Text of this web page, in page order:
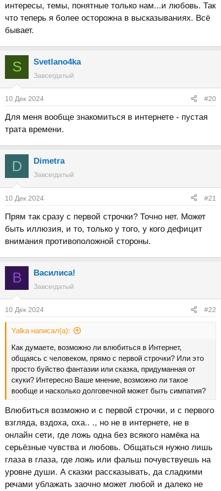
интересы, темы, понятные только нам...и любовь. Так
что теперь я более осторожна в высказываниях. Всё
бывает.
S Svetlano4ka
Завсегдатый
10 Дек 2024 #20
Для меня вообще знакомиться в интернете - пустая
трата времени.
D Dimetra
Завсегдатый
10 Дек 2024 #21
Прям так сразу с первой строчки? Точно нет. Может
быть иллюзия, и то, только у того, у кого дефицит
внимания противоположной стороны.
В Василиса!
Завсегдатый
10 Дек 2024 #22
Yalka написал(а):
Как думаете, возможно ли влюбиться в Интернет,
общаясь с человеком, прямо с первой строчки? Или это
просто буйство фантазии или сказка, придуманная от
скуки? Интересно Ваше мнение, возможно ли такое
вообще и насколько долговечной может быть симпатия?
Влюбиться возможно и с первой строчки, и с первого
взгляда, вздоха, оха.. ., но не в интернете, не в
онлайн сети, где ложь одна без всякого намёка на
серьёзные чувства и любовь. Общаться нужно лишь
глаза в глаза, где ложь или фальш почувствуешь на
уровне души. А сказки рассказывать, да сладкими
речами ублажать заочно может любой и далеко не